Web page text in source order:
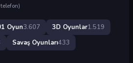
Oyun3.607 3D Oyunlar1.519
Savaş Oyunları433